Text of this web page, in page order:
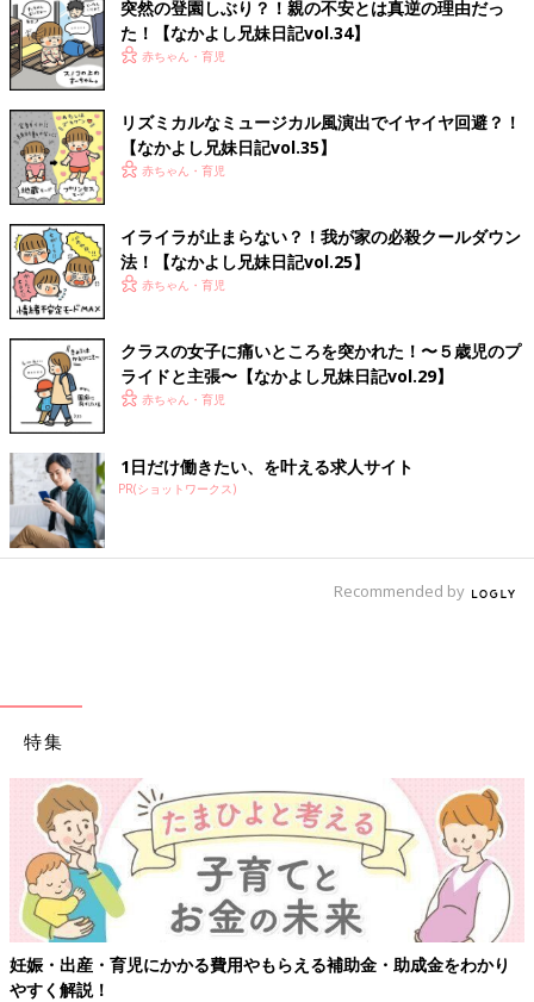
突然の登園しぶり？！親の不安とは真逆の理由だっ
た！【なかよし兄妹日記vol.34】
赤ちゃん・育児
リズミカルなミュージカル風演出でイヤイヤ回避？！
【なかよし兄妹日記vol.35】
赤ちゃん・育児
イライラが止まらない？！我が家の必殺クールダウン
法！【なかよし兄妹日記vol.25】
赤ちゃん・育児
クラスの女子に痛いところを突かれた！〜５歳児のプ
ライドと主張〜【なかよし兄妹日記vol.29】
赤ちゃん・育児
1日だけ働きたい、を叶える求人サイト
PR(ショットワークス)
Recommended by
特集
妊娠・出産・育児にかかる費用やもらえる補助金・助成金をわかり
やすく解説！